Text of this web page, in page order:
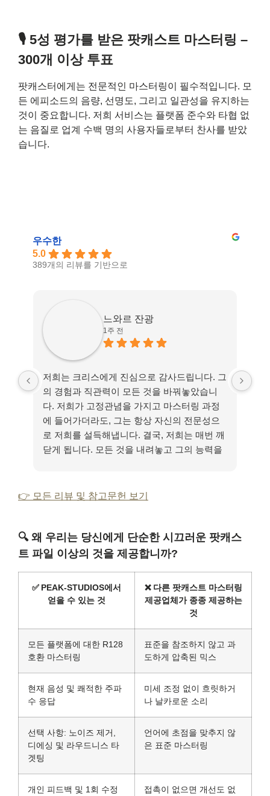
🎙 5성 평가를 받은 팟캐스트 마스터링 –
300개 이상 투표
팟캐스터에게는 전문적인 마스터링이 필수적입니다. 모
든 에피소드의 음량, 선명도, 그리고 일관성을 유지하는
것이 중요합니다. 저희 서비스는 플랫폼 준수와 타협 없
는 음질로 업계 수백 명의 사용자들로부터 찬사를 받았
습니다.
우수한
5.0
389개의 리뷰를 기반으로
느와르 잔광
1주 전
저희는 크리스에게 진심으로 감사드립니다. 그
의 경험과 직관력이 모든 것을 바꿔놓았습니
다. 저희가 고정관념을 가지고 마스터링 과정
에 들어가더라도, 그는 항상 자신의 전문성으
로 저희를 설득해냅니다. 결국, 저희는 매번 깨
닫게 됩니다. 모든 것을 내려놓고 그의 능력을
👉 모든 리뷰 및 참고문헌 보기
🔍 왜 우리는 당신에게 단순한 시끄러운 팟캐스
트 파일 이상의 것을 제공합니까?
✅ PEAK-STUDIOS에서
얻을 수 있는 것
❌ 다른 팟캐스트 마스터링
제공업체가 종종 제공하는
것
모든 플랫폼에 대한 R128
호환 마스터링
표준을 참조하지 않고 과
도하게 압축된 믹스
현재 음성 및 쾌적한 주파
수 응답
미세 조정 없이 흐릿하거
나 날카로운 소리
선택 사항: 노이즈 제거,
디에싱 및 라우드니스 타
겟팅
언어에 초점을 맞추지 않
은 표준 마스터링
개인 피드백 및 1회 수정
접촉이 없으면 개선도 없